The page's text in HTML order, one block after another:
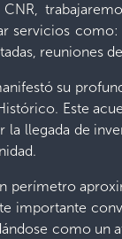
servicios
reuniones
su
Este
llegada de
perímetro
importante
como un